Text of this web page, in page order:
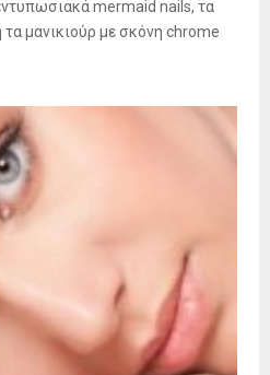
mermaid nails, τα
μανικιούρ με σκόνη chrome